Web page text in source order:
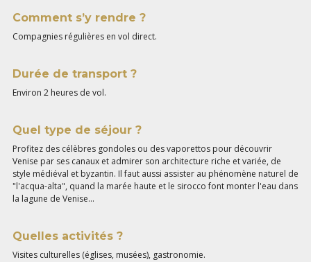
Comment s’y rendre ?
Compagnies régulières en vol direct.
Durée de transport ?
Environ 2 heures de vol.
Quel type de séjour ?
Profitez des célèbres gondoles ou des vaporettos pour découvrir
Venise par ses canaux et admirer son architecture riche et variée, de
style médiéval et byzantin. Il faut aussi assister au phénomène naturel de
"l'acqua-alta", quand la marée haute et le sirocco font monter l'eau dans
la lagune de Venise...
Quelles activités ?
Visites culturelles (églises, musées), gastronomie.